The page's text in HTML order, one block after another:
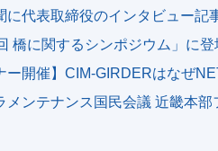
に代表取締役のインタビュー記
橋に関するシンポジウム」に
ー開催】CIM-GIRDERはなぜ
メンテナンス国民会議 近畿本部